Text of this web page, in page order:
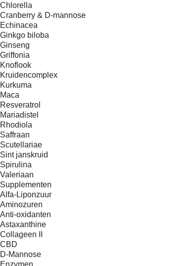
Chlorella
Cranberry & D-mannose
Echinacea
Ginkgo biloba
Ginseng
Griffonia
Knoflook
Kruidencomplex
Kurkuma
Maca
Resveratrol
Mariadistel
Rhodiola
Saffraan
Scutellariae
Sint janskruid
Spirulina
Valeriaan
Supplementen
Alfa-Liponzuur
Aminozuren
Anti-oxidanten
Astaxanthine
Collageen II
CBD
D-Mannose
Enzymen